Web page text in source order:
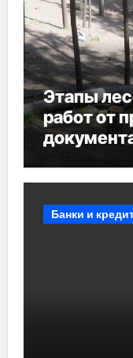
Этапы
работ от
Банки и